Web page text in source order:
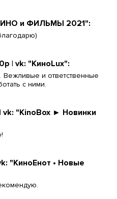
и ФИЛЬМЫ 2021":
| vk: "КиноLux":
Вежливые и ответственные
с ними.
vk: "KinoBox ► Новинки
"КиноЕнот • Новые